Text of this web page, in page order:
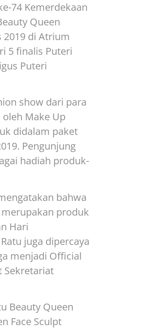
74 Kemerdekaan
Queen
2019 di Atrium
5 finalis Puteri
Puteri
show dari para
Make Up
didalam paket
Pengunjung
hadiah produk-
bahwa
produk
Hari
juga dipercaya
menjadi Official
Sekretariat
Beauty Queen
Face Sculpt